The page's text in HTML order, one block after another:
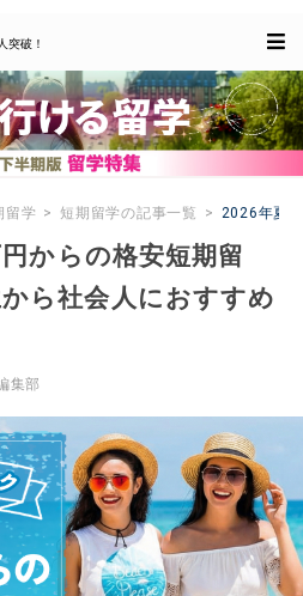
突破！
留学 短期留学の記事一覧 2026年夏
からの格安短期留
ら社会人におすすめ
集部